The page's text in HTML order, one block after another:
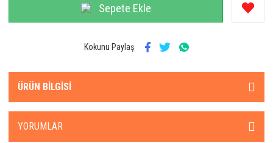
Sepete Ekle
Kokunu Paylaş
ÜRÜN BILGISI
YORUMLAR